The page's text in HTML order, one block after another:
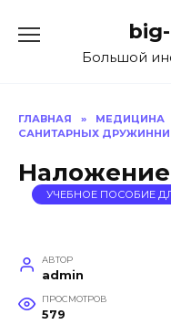
содержаниюБольшой
ГЛАВНАЯ » МЕДИЦИНА
САНИТАРНЫХ
Наложение
УЧЕБНОЕ ПОСОБИЕ
АВТОР
admin
ПРОСМОТРОВ
579